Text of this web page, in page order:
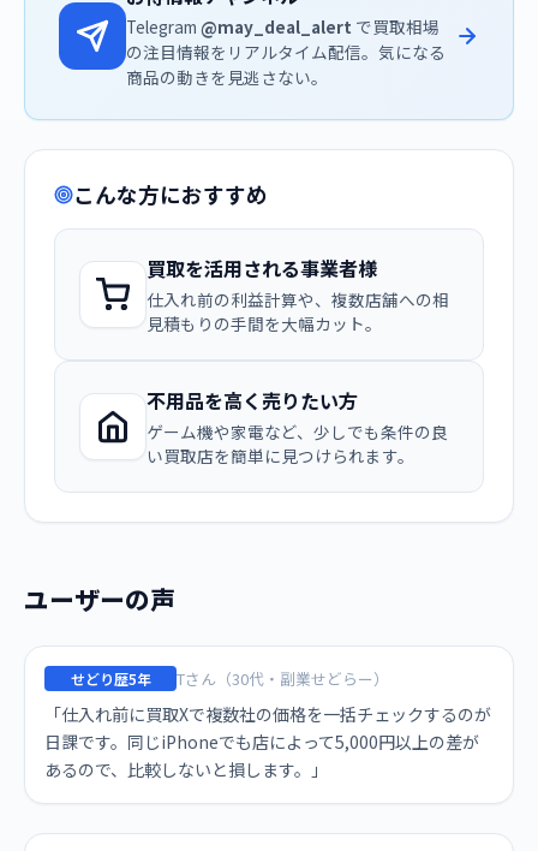
Telegram @may_deal_alert で買取相場
の注目情報をリアルタイム配信。気になる
商品の動きを見逃さない。
こんな方におすすめ
買取を活用される事業者様
仕入れ前の利益計算や、複数店舗への相
見積もりの手間を大幅カット。
不用品を高く売りたい方
ゲーム機や家電など、少しでも条件の良
い買取店を簡単に見つけられます。
ユーザーの声
せどり歴5年 Tさん（30代・副業せどらー）
「仕入れ前に買取Xで複数社の価格を一括チェックするのが
日課です。同じiPhoneでも店によって5,000円以上の差が
あるので、比較しないと損します。」